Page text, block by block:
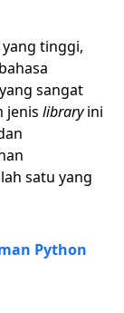
tinggi,
yang sangat
jenis libraryini
satu yang
Python